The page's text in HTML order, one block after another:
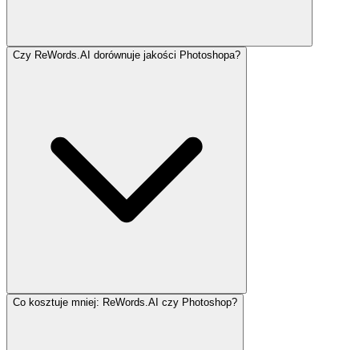
Czy ReWords.AI dorównuje jakości Photoshopa?
Co kosztuje mniej: ReWords.AI czy Photoshop?